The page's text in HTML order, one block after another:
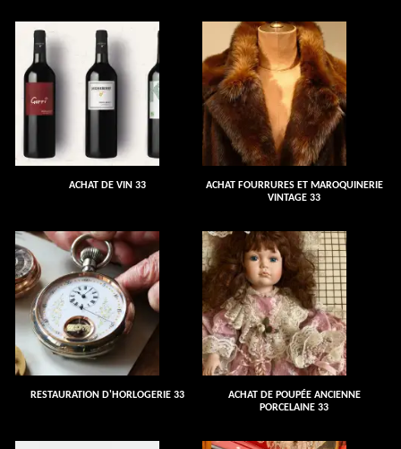
ACHAT DE VIN 33
ACHAT FOURRURES ET MAROQUINERIE
VINTAGE 33
RESTAURATION D'HORLOGERIE 33
ACHAT DE POUPÉE ANCIENNE
PORCELAINE 33